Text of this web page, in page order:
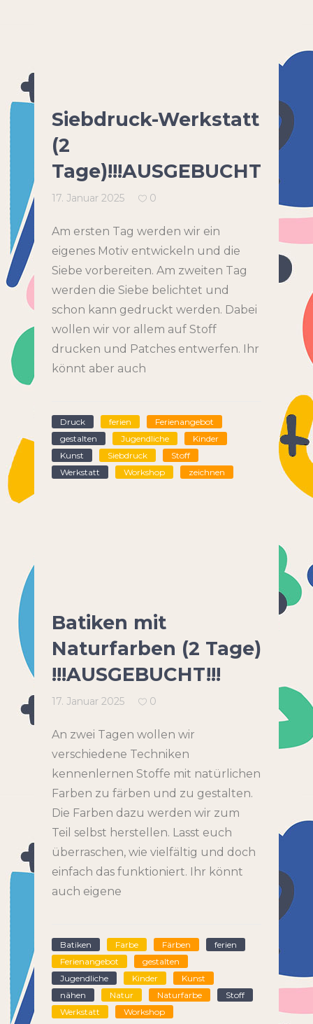
Siebdruck-Werkstatt
(2
Tage)!!!AUSGEBUCHT!!!
17. Januar 2025 0
Am ersten Tag werden wir ein
eigenes Motiv entwickeln und die
Siebe vorbereiten. Am zweiten Tag
werden die Siebe belichtet und
schon kann gedruckt werden. Dabei
wollen wir vor allem auf Stoff
drucken und Patches entwerfen. Ihr
könnt aber auch
Druck ferien
Ferienangebot
gestalten
Jugendliche
Kinder
Kunst
Siebdruck
Stoff
Werkstatt
Workshop zeichnen
Batiken mit
Naturfarben (2 Tage)
!!!AUSGEBUCHT!!!
17. Januar 2025 0
An zwei Tagen wollen wir
verschiedene Techniken
kennenlernen Stoffe mit natürlichen
Farben zu färben und zu gestalten.
Die Farben dazu werden wir zum
Teil selbst herstellen. Lasst euch
überraschen, wie vielfältig und doch
einfach das funktioniert. Ihr könnt
auch eigene
Batiken Farbe Färben
ferien
Ferienangebot
gestalten
Jugendliche
Kinder
Kunst
nähen
Natur Naturfarbe
Stoff
Werkstatt
Workshop